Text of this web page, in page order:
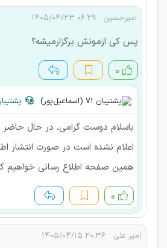
امیرحسین ۰۶:۲۹ ۱۴۰۵/۰۴/۲۳
پس کی ازمونش برگزارمیشه؟
۰
پشتیبان 71
باسلام دوست گرامی، در حال حاضر
اعلام نشده است در صورت انتشار
همین صفحه اطلاع رسانی خواهیم
۰
امیر علی ۲۰:۳۶ ۱۴۰۵/۰۴/۱۵